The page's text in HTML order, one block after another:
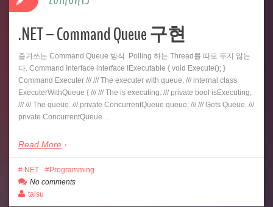
.NET – Command Queue 구현
즐겨쓰는 Command Queue 방식. Polling 하는 Thread를 따로 두지 않는
다. Command Interface interface IExecutable { void Execute(); }
Command Executer /// /// The executer with queue. /// internal class
ExecuterWithQueue { /// /// The is executing. /// private bool isExecuting;
/// /// The queue. /// private ConcurrentQueue queue; /// /// Gets Queue. ///
private ConcurrentQueue…
Read More
.NET
Programming
No comments
talsu